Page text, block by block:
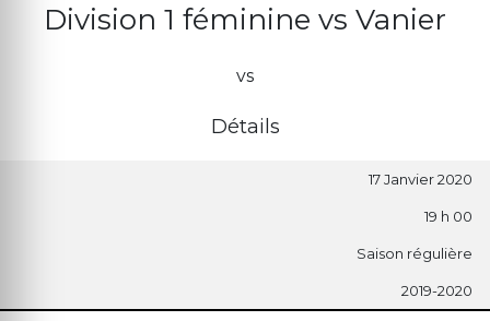
Division 1 féminine vs Vanier
vs
Détails
17 Janvier 2020
19 h 00
Saison régulière
2019-2020